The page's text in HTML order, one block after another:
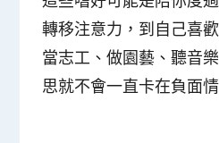
轉移注意力，到自己喜
當志工、做園藝、聽音
思就不會一直卡在負面